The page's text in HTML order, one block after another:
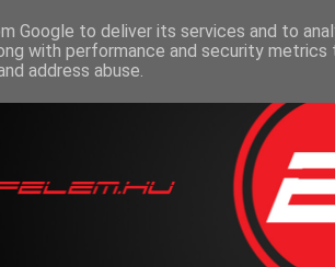
Google to deliver its services and to
with performance and security
address abuse.